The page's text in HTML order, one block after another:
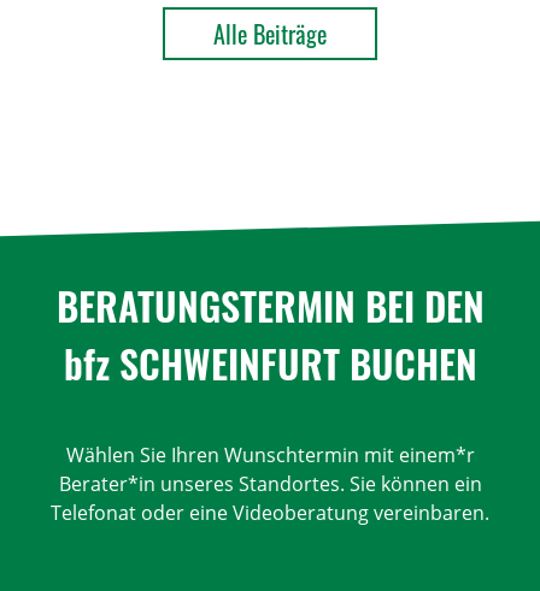
Alle Beiträge
BERA­TUNGS­TERMIN BEI DEN
bfz SCHWEIN­FURT BUCHEN
Wählen Sie Ihren Wunschtermin mit einem*r
Berater*in unseres Standortes. Sie können ein
Telefonat oder eine Videoberatung vereinbaren.